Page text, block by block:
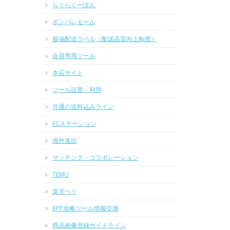
らくらくーぽん
ポンパレモール
最強配送ラベル（配送品質向上制度）
会員専用ツール
本店サイト
ツール設置・利用
共通の送料込みライン
ECステーション
海外進出
マッチング・コラボレーション
TEMU
楽天ペイ
RPP攻略ツール情報交換
商品画像登録ガイドライン